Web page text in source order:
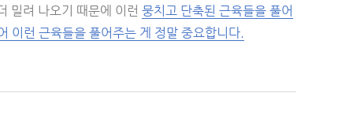
밀려 나오기 때문에 이런 뭉치고 단축된 근육들을 풀어
이런 근육들을 풀어주는 게 정말 중요합니다.